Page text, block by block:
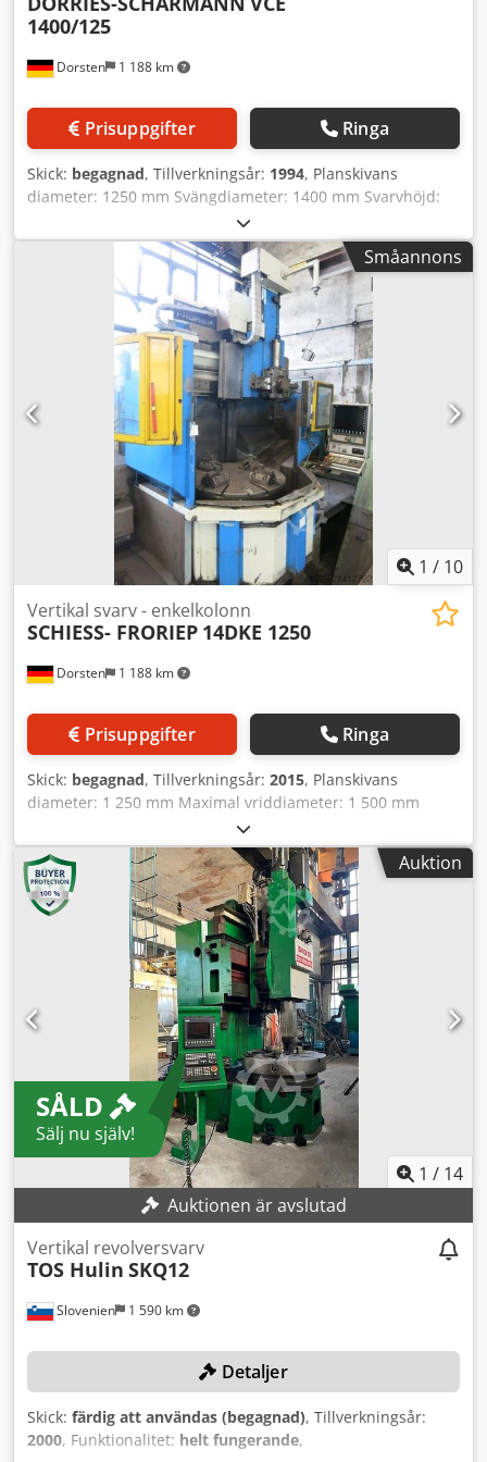
Dorsten 1 188 km
1400/125
Prisuppgifter Ringa
Skick: begagnad, Tillverkningsår: 1994, Planskivans
diameter: 1250 mm Svängdiameter: 1400 mm Svarvhöjd:
1500 mm Styrsystem: Siemens Typ: 880T Bordbelastning:
6000 kg Tvärbalkens inställning: 700 mm Max. slaghöjd:
1000 mm Varvtal: 400 varv/min Växelsteg: 2 Matning: 3–
8000 mm/min Totalt effektbehov: 69 kW De tekniska
uppgifterna är tillverkar- eller användarbaserade och
därför utan förbindelse för oss. Mellanförsäljning
förbehålles; enbart våra affärs- och försäljningsvillkor
gäller. Om oss Crsdsyqvu Dopfx Ag Esf över 400 egna
maskiner i lager över 15 000 m² lageryta, lyftkapacitet 70 t
över 10 000 tillbehörsartiklar för din verkstad Om du vill
sälja maskiner, produktionslinjer eller din verksamhet,
kontakta oss gärna. Fler erbjudanden finns på vår
hemsida. Besök kan arrangeras efter överenskommelse. Vi
ser fram emot att träffa dig. Ditt Markus Hirsch-team
Småannons
1 / 10
Dorsten 1 188 km
Vertikal svarv - enkelkolonn
SCHIESS- FRORIEP 14DKE 1250
Prisuppgifter Ringa
Skick: begagnad, Tillverkningsår: 2015, Planskivans
diameter: 1 250 mm Maximal vriddiameter: 1 500 mm
Svarvhöjd: 1 250 mm Styrsystem: Siemens Codpoyqr S Eofx
Ag Ejrf Typ: 840 Dsl Verktygshållare: 4 positioner Maskinen
renoverades 2015 av företaget Matuschuk Siemens 840
DSL Shop Turn De tekniska uppgifterna är lämnade av
tillverkare eller ägare och är därmed inte bindande för oss.
Mellanförsäljning förbehålles; våra allmänna affärs- och
försäljningsvillkor gäller uteslutande. Om oss över 400
egna maskiner i lager mer än 15 000 m² lageryta,
lyftkapacitet 70 ton över 10 000 artiklar tillbehör för din
verkstad Vill du sälja maskiner, produktionslinjer eller hela
din verksamhet? Kontakta oss gärna. Fler erbjudanden
hittar du på vår webbplats. Visningar är möjliga efter
överenskommelse. Vi ser fram emot ditt besök. Ditt Markus
Hirsch-team
Auktion
SÅLD
Sälj nu själv!
1 / 14
Auktionen är avslutad
Slovenien 1 590 km
Vertikal revolversvarv
TOS Hulin SKQ12
Detaljer
Skick: färdig att användas (begagnad), Tillverkningsår:
2000, Funktionalitet: helt fungerande,